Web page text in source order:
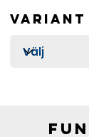
Variant